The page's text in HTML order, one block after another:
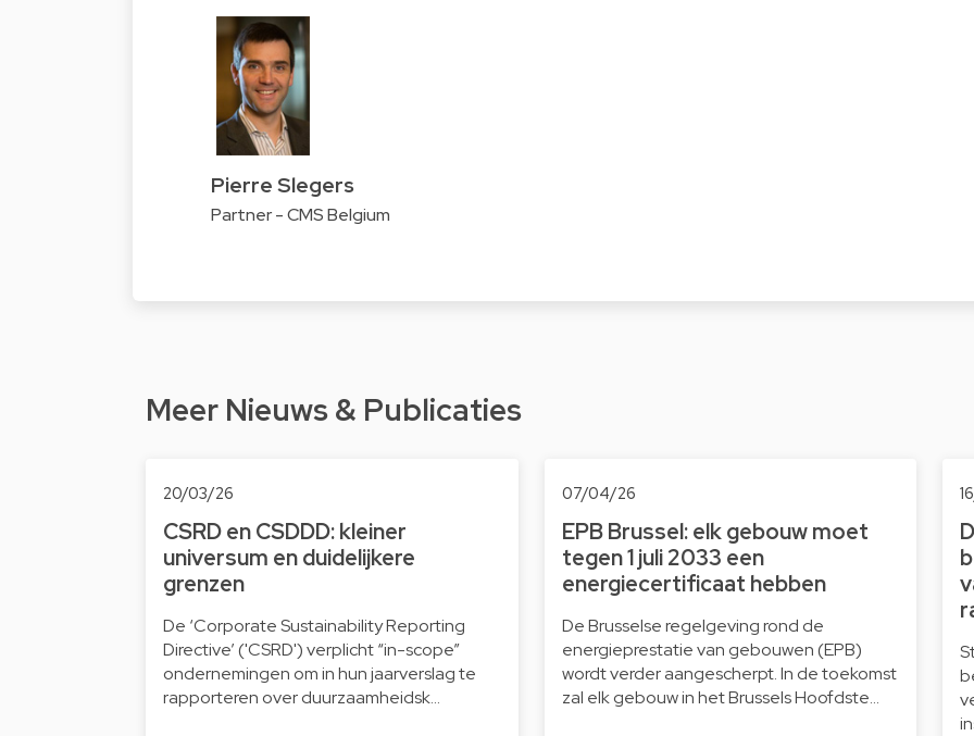
Pierre Slegers
Partner - CMS Belgium
Meer Nieuws & Publicaties
20/03/26
CSRD en CSDDD: kleiner
universum en duidelijkere
grenzen
De ‘Corporate Sustainability Reporting
Directive’ ('CSRD') verplicht “in-scope”
ondernemingen om in hun jaarverslag te
rapporteren over duurzaamheidsk…
07/04/26
EPB Brussel: elk gebouw moet
tegen 1 juli 2033 een
energiecertificaat hebben
De Brusselse regelgeving rond de
energieprestatie van gebouwen (EPB)
wordt verder aangescherpt. In de toekomst
zal elk gebouw in het Brussels Hoofdste…